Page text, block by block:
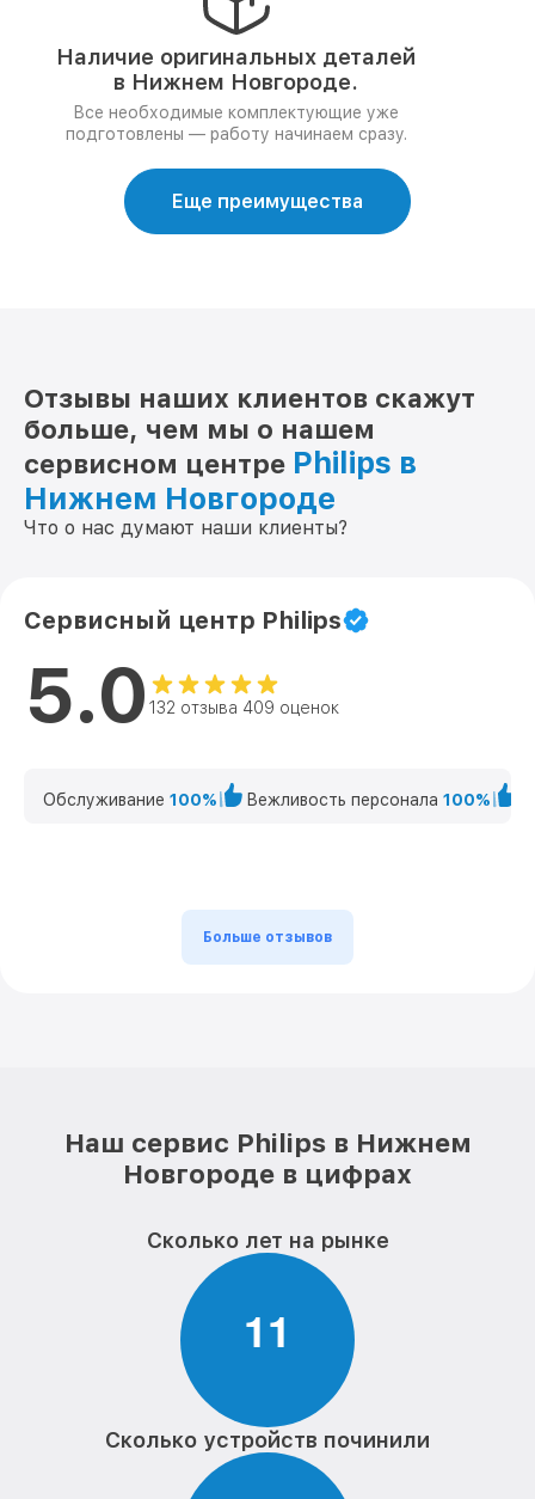
Наличие оригинальных деталей
в Нижнем Новгороде.
Все необходимые комплектующие уже
подготовлены — работу начинаем сразу.
Еще преимущества
Отзывы наших клиентов скажут
больше, чем мы о нашем
сервисном центре Philips в
Нижнем Новгороде
Что о нас думают наши клиенты?
Сервисный центр Philips
5.0 132 отзыва 409 оценок
Обслуживание 100% Вежливость персонала 100%
Больше отзывов
Наш сервис Philips в Нижнем
Новгороде в цифрах
Сколько лет на рынке
11
Сколько устройств починили